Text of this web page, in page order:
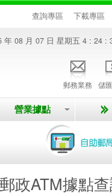
查詢專區 下載專區
年 08 月 07 日 星期五 4 : 24 :
郵務業務 儲
營業據點
郵政ATM據點